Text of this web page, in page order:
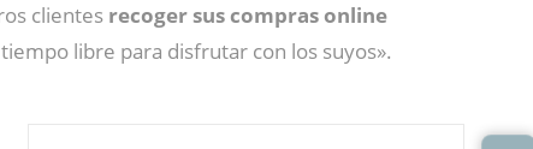
clientes recoger sus compras online
libre para disfrutar con los suyos».